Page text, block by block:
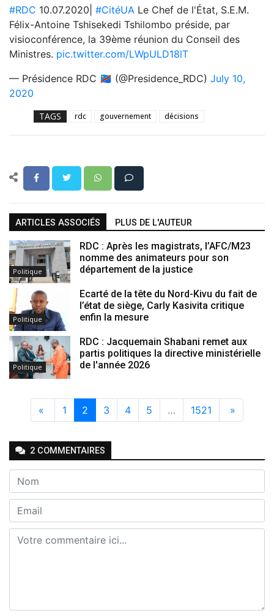
#RDC 10.07.2020| #CitéUA Le Chef de l'État, S.E.M.
Félix-Antoine Tshisekedi Tshilombo préside, par
visioconférence, la 39ème réunion du Conseil des
Ministres. pic.twitter.com/LWpULD18lT
— Présidence RDC 🇨🇩 (@Presidence_RDC) July 10,
2020
TAGS rdc gouvernement décisions
ARTICLES ASSOCIÉS PLUS DE L'AUTEUR
Politique
RDC : Après les magistrats, l’AFC/M23
nomme des animateurs pour son
département de la justice
Politique
Ecarté de la tête du Nord-Kivu du fait de
l’état de siège, Carly Kasivita critique
enfin la mesure
Politique
RDC : Jacquemain Shabani remet aux
partis politiques la directive ministérielle
de l'année 2026
« 1 2 3 4 5 … 1521 »
2 COMMENTAIRES